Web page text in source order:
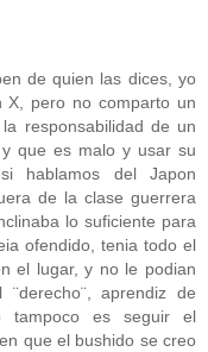
de quien las dices, yo
X, pero no comparto un
responsabilidad de un
que es malo y usar su
hablamos del Japon
de la clase guerrera
lo suficiente para
ofendido, tenia todo el
el lugar, y no le podian
aprendiz de
tampoco es seguir el
que el bushido se creo